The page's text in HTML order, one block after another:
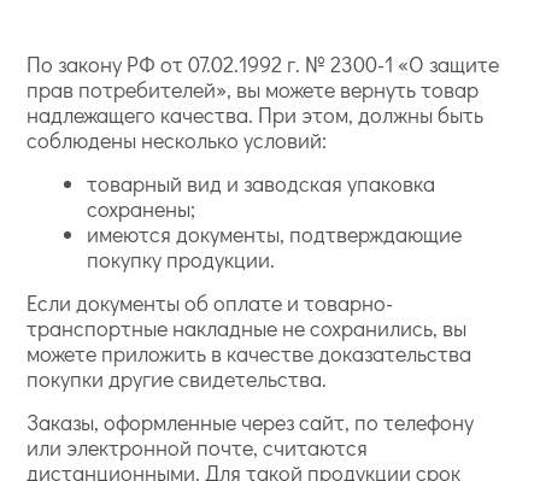
По закону РФ от 07.02.1992 г. № 2300-1 «О защите
прав потребителей», вы можете вернуть товар
надлежащего качества. При этом, должны быть
соблюдены несколько условий:
товарный вид и заводская упаковка
сохранены;
имеются документы, подтверждающие
покупку продукции.
Если документы об оплате и товарно-
транспортные накладные не сохранились, вы
можете приложить в качестве доказательства
покупки другие свидетельства.
Заказы, оформленные через сайт, по телефону
или электронной почте, считаются
дистанционными. Для такой продукции срок